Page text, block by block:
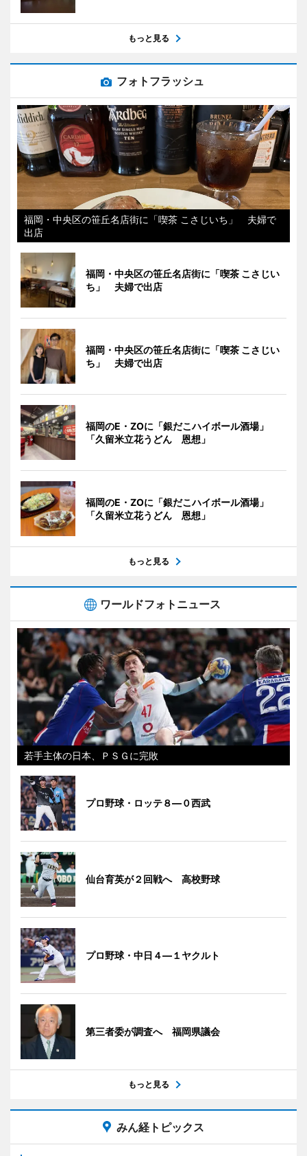
もっと見る
フォトフラッシュ
福岡・中央区の笹丘名店街に「喫茶 こさじいち」 夫婦で
出店
福岡・中央区の笹丘名店街に「喫茶 こさじい
ち」 夫婦で出店
福岡・中央区の笹丘名店街に「喫茶 こさじい
ち」 夫婦で出店
福岡のE・ZOに「銀だこハイボール酒場」
「久留米立花うどん 恩想」
福岡のE・ZOに「銀だこハイボール酒場」
「久留米立花うどん 恩想」
もっと見る
ワールドフォトニュース
若手主体の日本、ＰＳＧに完敗
プロ野球・ロッテ８―０西武
仙台育英が２回戦へ 高校野球
プロ野球・中日４―１ヤクルト
第三者委が調査へ 福岡県議会
もっと見る
みん経トピックス